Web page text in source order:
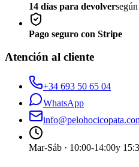
14 días para devolver
Pago seguro con Stripe
Atención al cliente
+34 693 50 65 04
WhatsApp
Mar-Sáb · 10:00-14:00y